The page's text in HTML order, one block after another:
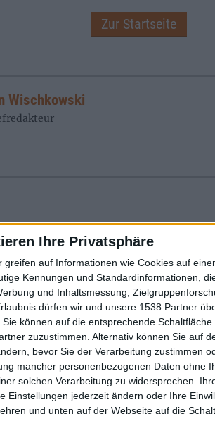
Ihre Privatsphäre
auf Informationen wie Cookies auf
Kennungen und Standardinformationen,
und Inhaltsmessung,
dürfen wir und unsere 1538 Partner
können auf die entsprechende
zuzustimmen. Alternativ können Sie auf
bevor Sie der Verarbeitung zustimmen
mancher personenbezogenen Daten ohne
solchen Verarbeitung zu widersprechen.
Einstellungen jederzeit ändern oder Ihre
und unten auf der Webseite auf die
Zur Startseite
Wischkowski
Enchantment